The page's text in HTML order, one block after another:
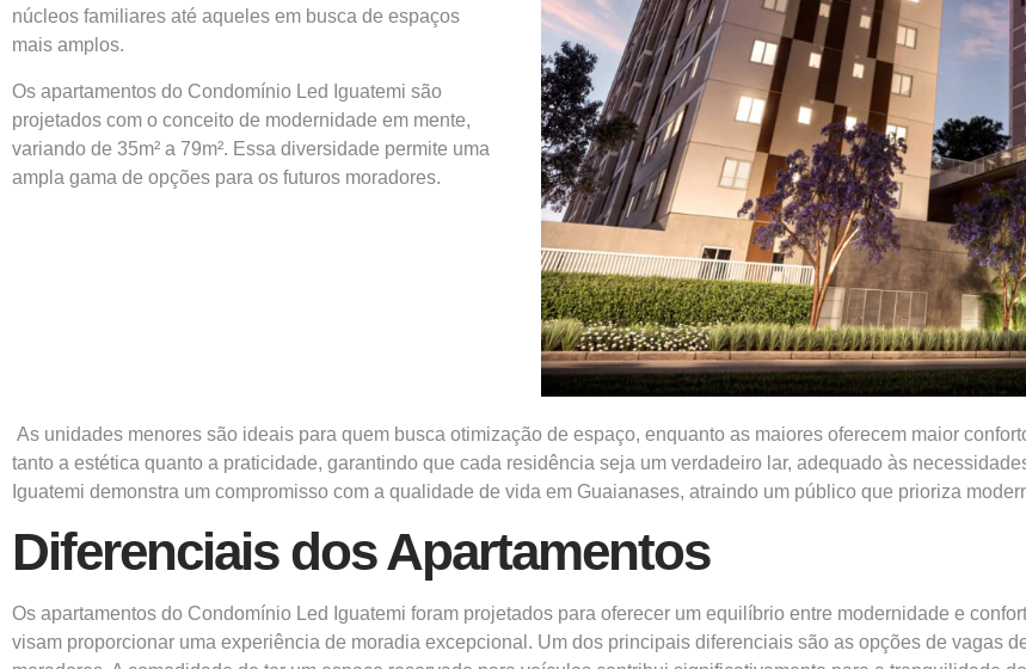
núcleos familiares até aqueles em busca de espaços
mais amplos.
Os apartamentos do Condomínio Led Iguatemi são
projetados com o conceito de modernidade em mente,
variando de 35m² a 79m². Essa diversidade permite uma
ampla gama de opções para os futuros moradores.
As unidades menores são ideais para quem busca otimização de espaço, enquanto as maiores oferecem maior
tanto a estética quanto a praticidade, garantindo que cada residência seja um verdadeiro lar, adequado às
Iguatemi demonstra um compromisso com a qualidade de vida em Guaianases, atraindo um público que prioriza
Diferenciais dos Apartamentos
Os apartamentos do Condomínio Led Iguatemi foram projetados para oferecer um equilíbrio entre modernidade e
visam proporcionar uma experiência de moradia excepcional. Um dos principais diferenciais são as opções de vagas